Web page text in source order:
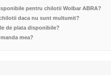
pentru chilotii Wolbar ABRA?
daca nu sunt multumit?
de plata disponibile?
mea?